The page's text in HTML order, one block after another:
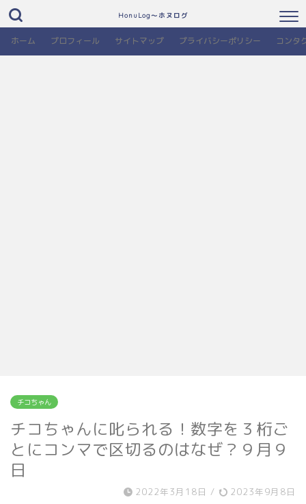
HonuLog～ホヌログ
ホーム プロフィール サイトマップ プライバシーポリシー コンタ
チコちゃん
チコちゃんに叱られる！数字を３桁ご
とにコンマで区切るのはなぜ？９月９
日
2022年3月18日 / 2023年9月8日